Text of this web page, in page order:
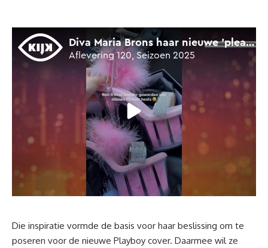
Die inspiratie vormde de basis voor haar beslissing om te
poseren voor de nieuwe Playboy cover. Daarmee wil ze